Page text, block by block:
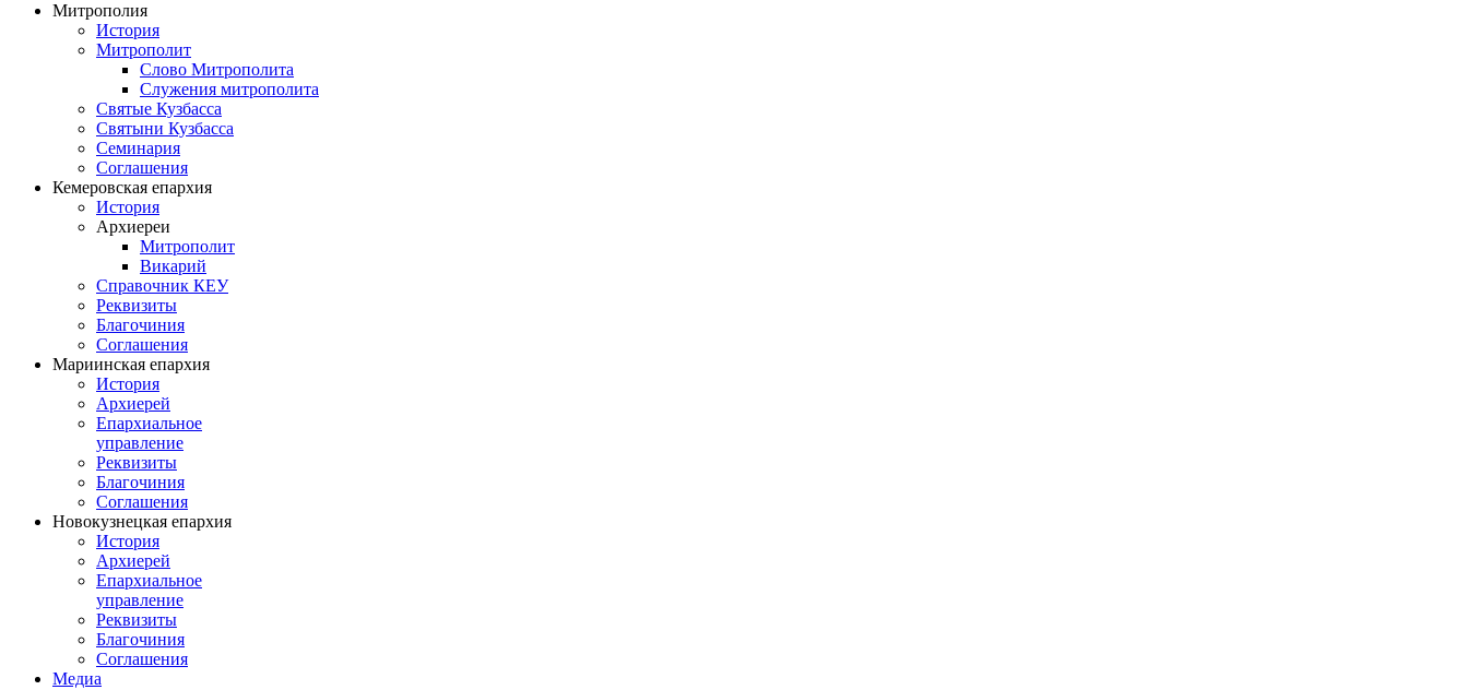
Митрополия
История
Митрополит
Слово Митрополита
Служения митрополита
Святые Кузбасса
Святыни Кузбасса
Семинария
Соглашения
Кемеровская епархия
История
Архиереи
Митрополит
Викарий
Справочник КЕУ
Реквизиты
Благочиния
Соглашения
Мариинская епархия
История
Архиерей
Епархиальное
управление
Реквизиты
Благочиния
Соглашения
Новокузнецкая епархия
История
Архиерей
Епархиальное
управление
Реквизиты
Благочиния
Соглашения
Медиа